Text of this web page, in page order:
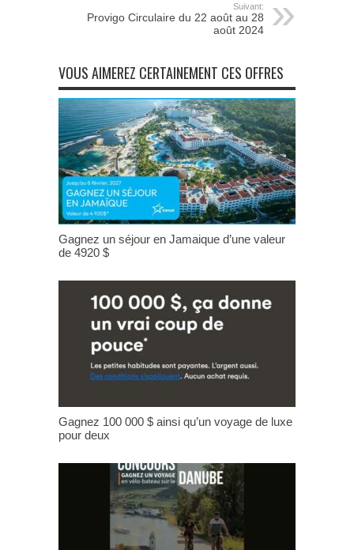
Suivant:
Provigo Circulaire du 22 août au 28
août 2024
VOUS AIMEREZ CERTAINEMENT CES OFFRES
Gagnez un séjour en Jamaique d’une valeur
de 4920 $
Gagnez 100 000 $ ainsi qu’un voyage de luxe
pour deux